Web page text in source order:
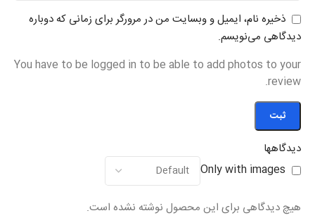
دیدگاهها
Only with images
هیچ دیدگاهی برای این محصول نوشته نشده است.
ذخیره نام، ایمیل و وبسایت من در مرورگر برای زمانی که دوباره
دیدگاهی می‌نویسم.
You have to be logged in to be able to add photos to your
review.